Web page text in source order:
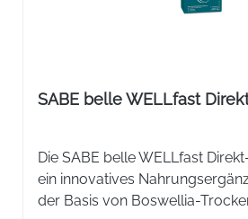
SABE belle WELLfast
Die SABE belle WELLfast
ein innovatives
der Basis von Boswellia-